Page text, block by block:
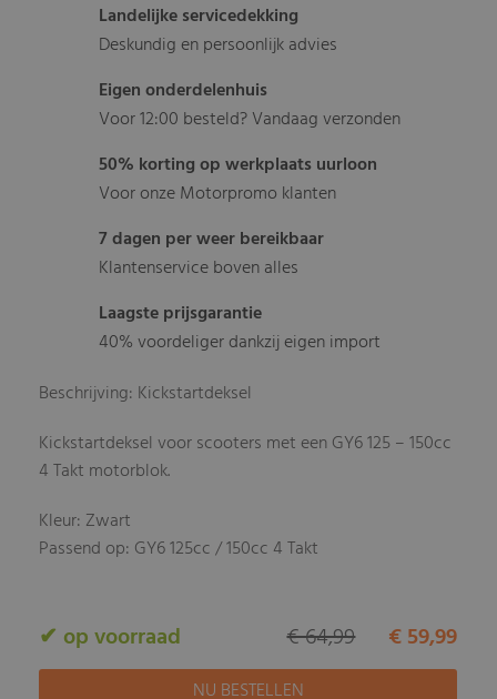
Landelijke servicedekking
Deskundig en persoonlijk advies
Eigen onderdelenhuis
Voor 12:00 besteld? Vandaag verzonden
50% korting op werkplaats uurloon
Voor onze Motorpromo klanten
7 dagen per weer bereikbaar
Klantenservice boven alles
Laagste prijsgarantie
40% voordeliger dankzij eigen import
Beschrijving: Kickstartdeksel
Kickstartdeksel voor scooters met een GY6 125 – 150cc
4 Takt motorblok.
Kleur: Zwart
Passend op: GY6 125cc / 150cc 4 Takt
✔ op voorraad € 59,99
€ 64,99